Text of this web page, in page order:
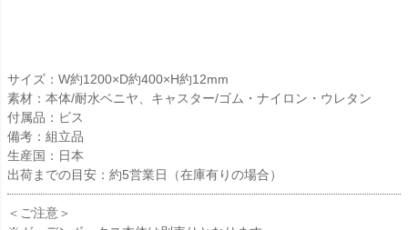
サイズ：W約1200×D約400×H約12mm
素材：本体/耐水ベニヤ、キャスター/ゴム・ナイロン・ウレタン
付属品：ビス
備考：組立品
生産国：日本
出荷までの目安：約5営業日（在庫有りの場合）
＜ご注意＞